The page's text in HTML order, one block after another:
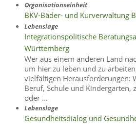
Organisationseinheit
BKV-Bäder- und Kurverwaltung
Lebenslage
Integrationspolitische
Württemberg
Wer aus einem anderen Land
um hier zu leben und zu
vielfältigen Herausforderungen:
Beruf, Schule und Kindergarten,
oder …
Lebenslage
Gesundheitsdialog und